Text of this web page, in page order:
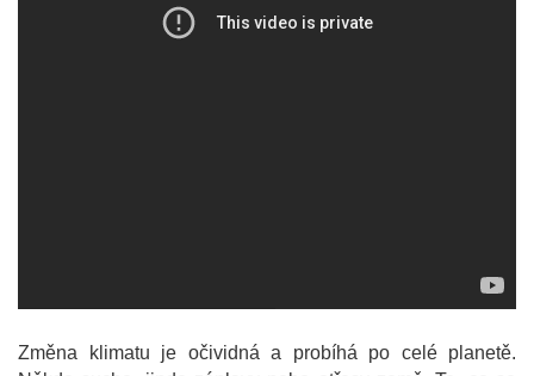
Změna klimatu je očividná a probíhá po celé planetě.